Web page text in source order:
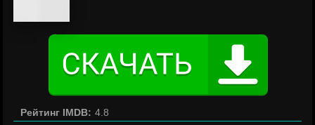
Рейтинг IMDB: 4.8